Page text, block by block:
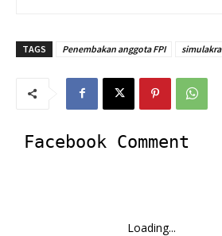
TAGS Penembakan anggota FPI simulakra
Facebook Comment
Loading...